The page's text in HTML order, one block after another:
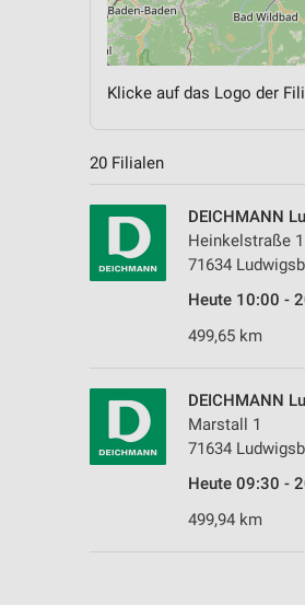
Klicke auf das Logo der
20 Filialen
DEICHMANN
Heinkelstraße 1
71634
Heute 10:00 -
499,65 km
DEICHMANN
Marstall 1
71634
Heute 09:30 -
499,94 km